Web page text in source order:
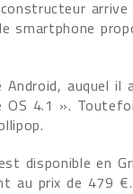
arrive
smartphone
auquel il
OS 4.1 ».
disponible en
au prix de 479 €.